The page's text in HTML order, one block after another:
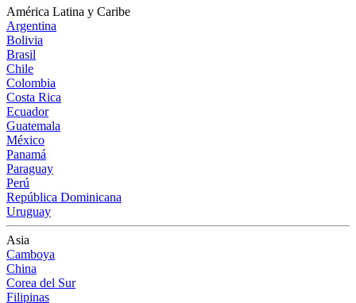
América Latina y Caribe
Argentina
Bolivia
Brasil
Chile
Colombia
Costa Rica
Ecuador
Guatemala
México
Panamá
Paraguay
Perú
República Dominicana
Uruguay
Asia
Camboya
China
Corea del Sur
Filipinas